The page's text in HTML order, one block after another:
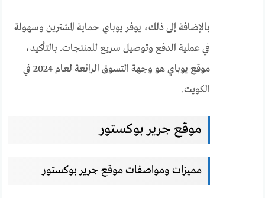
بالإضافة إلى ذلك، يوفر يوباي حماية المشترين وسهولة
في عملية الدفع وتوصيل سريع للمنتجات. بالتأكيد،
موقع يوباي هو وجهة التسوق الرائعة لعام 2024 في
الكويت.
موقع جرير بوكستور
مميزات ومواصفات موقع جرير بوكستور